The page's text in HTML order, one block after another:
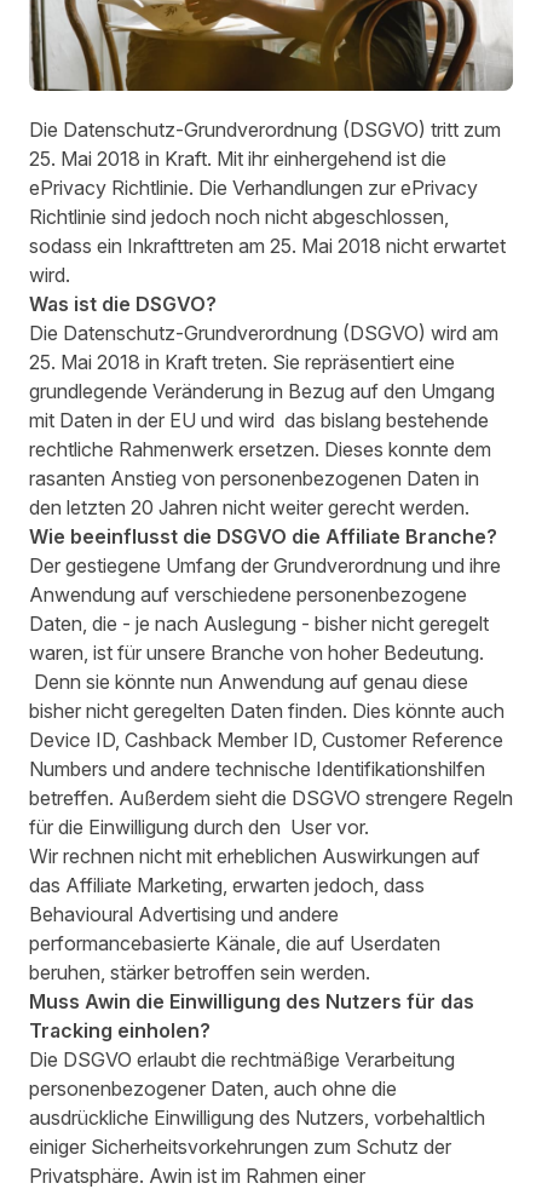
Die Datenschutz-Grundverordnung (DSGVO) tritt zum
25. Mai 2018 in Kraft. Mit ihr einhergehend ist die
ePrivacy Richtlinie. Die Verhandlungen zur ePrivacy
Richtlinie sind jedoch noch nicht abgeschlossen,
sodass ein Inkrafttreten am 25. Mai 2018 nicht erwartet
wird.
Was ist die DSGVO?
Die Datenschutz-Grundverordnung (DSGVO) wird am
25. Mai 2018 in Kraft treten. Sie repräsentiert eine
grundlegende Veränderung in Bezug auf den Umgang
mit Daten in der EU und wird das bislang bestehende
rechtliche Rahmenwerk ersetzen. Dieses konnte dem
rasanten Anstieg von personenbezogenen Daten in
den letzten 20 Jahren nicht weiter gerecht werden.
Wie beeinflusst die DSGVO die Affiliate Branche?
Der gestiegene Umfang der Grundverordnung und ihre
Anwendung auf verschiedene personenbezogene
Daten, die - je nach Auslegung - bisher nicht geregelt
waren, ist für unsere Branche von hoher Bedeutung.
Denn sie könnte nun Anwendung auf genau diese
bisher nicht geregelten Daten finden. Dies könnte auch
Device ID, Cashback Member ID, Customer Reference
Numbers und andere technische Identifikationshilfen
betreffen. Außerdem sieht die DSGVO strengere Regeln
für die Einwilligung durch den User vor.
Wir rechnen nicht mit erheblichen Auswirkungen auf
das Affiliate Marketing, erwarten jedoch, dass
Behavioural Advertising und andere
performancebasierte Känale, die auf Userdaten
beruhen, stärker betroffen sein werden.
Muss Awin die Einwilligung des Nutzers für das
Tracking einholen?
Die DSGVO erlaubt die rechtmäßige Verarbeitung
personenbezogener Daten, auch ohne die
ausdrückliche Einwilligung des Nutzers, vorbehaltlich
einiger Sicherheitsvorkehrungen zum Schutz der
Privatsphäre. Awin ist im Rahmen einer